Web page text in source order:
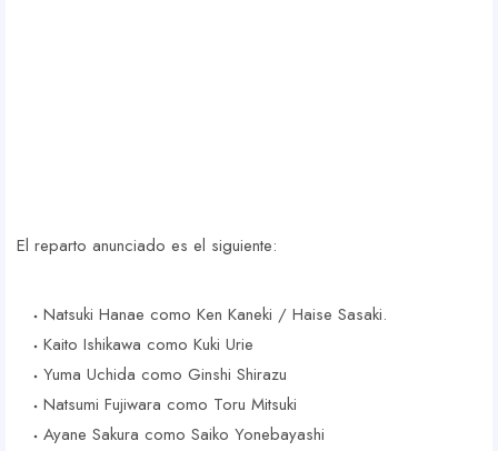
El reparto anunciado es el siguiente:
Natsuki Hanae como Ken Kaneki / Haise Sasaki.
Kaito Ishikawa como Kuki Urie
Yuma Uchida como Ginshi Shirazu
Natsumi Fujiwara como Toru Mitsuki
Ayane Sakura como Saiko Yonebayashi